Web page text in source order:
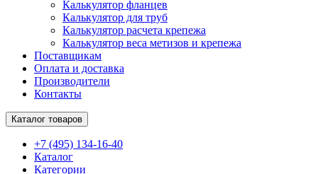
Калькулятор фланцев
Калькулятор для труб
Калькулятор расчета крепежа
Калькулятор веса метизов и крепежа
Поставщикам
Оплата и доставка
Производители
Контакты
Каталог товаров
+7 (495) 134-16-40
Каталог
Категории